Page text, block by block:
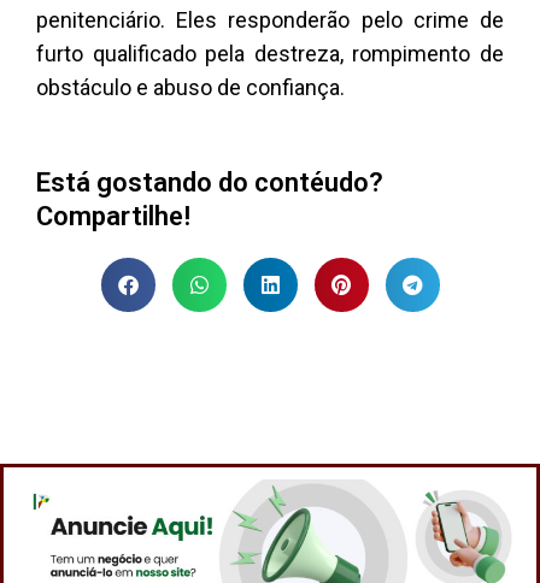
penitenciário. Eles responderão pelo crime de
furto qualificado pela destreza, rompimento de
obstáculo e abuso de confiança.
Está gostando do contéudo?
Compartilhe!